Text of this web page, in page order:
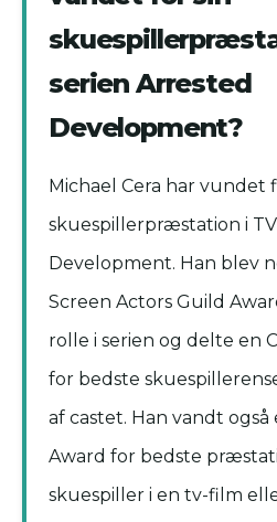
serien Arrested
Development?
Michael Cera har vundet
skuespillerpræstation i
Development. Han blev
Screen Actors Guild
rolle i serien og delte en
for bedste
af castet. Han vandt også
Award for bedste
skuespiller i en tv-film